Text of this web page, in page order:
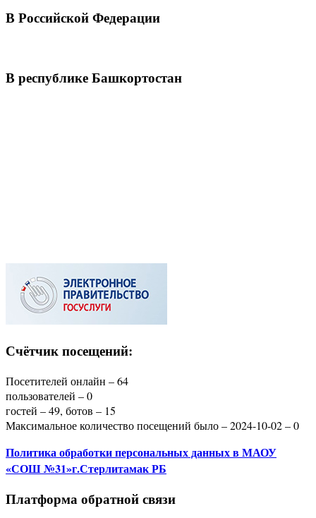
В Российской Федерации
В республике Башкортостан
Счётчик посещений:
Посетителей онлайн – 64
пользователей – 0
гостей – 49, ботов – 15
Максимальное количество посещений было – 2024-10-02 – 0
Политика обработки персональных данныхв МАОУ
«СОШ №31»г.Стерлитамак РБ
Платформа обратной связи